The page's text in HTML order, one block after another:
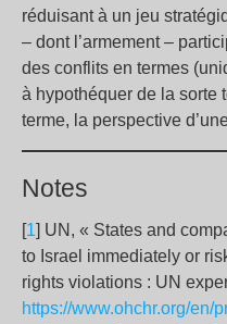
réduisant à un jeu
– dont l’armement –
des conflits en termes
à hypothéquer de la sorte
terme, la perspective
Notes
[1] UN, « States and
to Israel immediately or
rights violations : UN
https://www.ohchr.org/en/